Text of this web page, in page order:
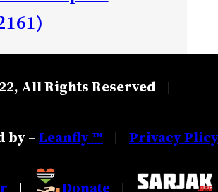
All Rights Reserved |
by –Leanfly ™ | Privacy Plicy
| |